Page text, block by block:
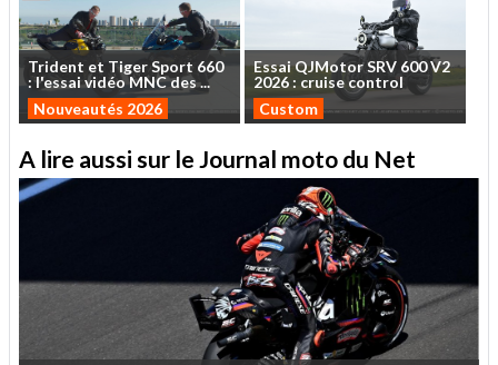
Trident et TigerSport 660
: l'essaividéoMNCdes...
Nouveautés 2026
EssaiQJMotorSRV 600V2
2026 : cruise control
Custom
A lire aussi sur le Journal moto du Net